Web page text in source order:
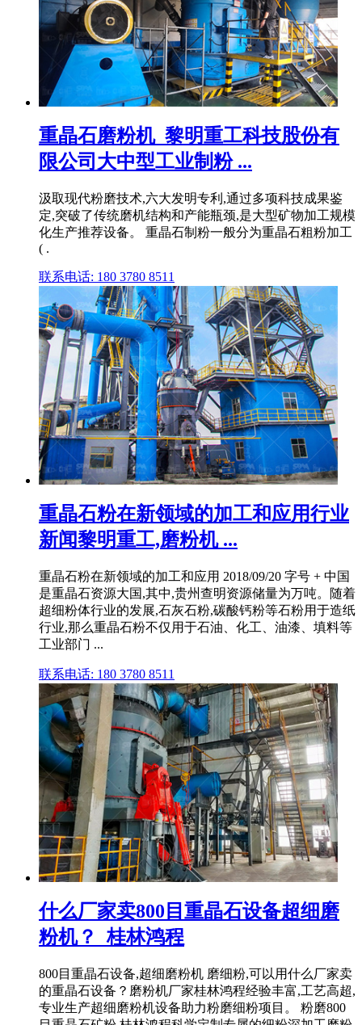
重晶石磨粉机_黎明重工科技股份有
限公司大中型工业制粉 ...
汲取现代粉磨技术,六大发明专利,通过多项科技成果鉴
定,突破了传统磨机结构和产能瓶颈,是大型矿物加工规模
化生产推荐设备。 重晶石制粉一般分为重晶石粗粉加工
( .
联系电话: 180 3780 8511
重晶石粉在新领域的加工和应用行业
新闻黎明重工,磨粉机 ...
重晶石粉在新领域的加工和应用 2018/09/20 字号 + 中国
是重晶石资源大国,其中,贵州查明资源储量为万吨。随着
超细粉体行业的发展,石灰石粉,碳酸钙粉等石粉用于造纸
行业,那么重晶石粉不仅用于石油、化工、油漆、填料等
工业部门 ...
联系电话: 180 3780 8511
什么厂家卖800目重晶石设备超细磨
粉机？_桂林鸿程
800目重晶石设备,超细磨粉机 磨细粉,可以用什么厂家卖
的重晶石设备？磨粉机厂家桂林鸿程经验丰富,工艺高超,
专业生产超细磨粉机设备助力粉磨细粉项目。 粉磨800